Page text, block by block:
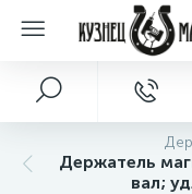
Держатель
вал;